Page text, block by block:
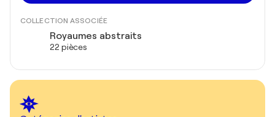
COLLECTION ASSOCIÉE
Royaumes abstraits
22 pièces